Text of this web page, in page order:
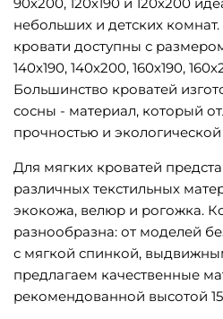
небольших и детских
кровати доступны с
140х190, 140х200, 160х190,
Большинство кроватей
сосны - материал, который
прочностью и экологической
Для мягких кроватей
различных текстильных
экокожа, велюр и рогожка.
разнообразна: от моделей
с мягкой спинкой,
предлагаем качественные
рекомендованной высотой